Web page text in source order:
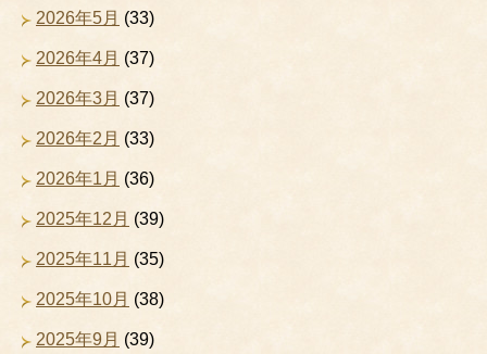
2026年5月 (33)
2026年4月 (37)
2026年3月 (37)
2026年2月 (33)
2026年1月 (36)
2025年12月 (39)
2025年11月 (35)
2025年10月 (38)
2025年9月 (39)